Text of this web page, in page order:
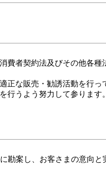
費者契約法及びその他各種
な販売・勧誘活動を行っ
行うよう努力して参ります。
勘案し、お客さまの意向と